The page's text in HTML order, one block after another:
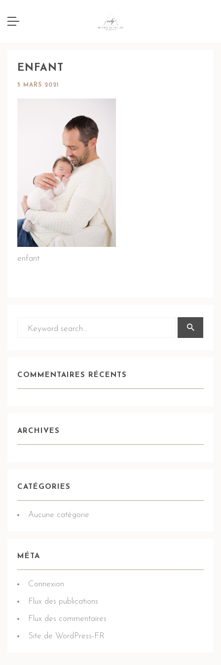
ENFANT
5 MARS 2021
enfant
COMMENTAIRES RÉCENTS
ARCHIVES
CATÉGORIES
Aucune catégorie
MÉTA
Connexion
Flux des publications
Flux des commentaires
Site de WordPress-FR